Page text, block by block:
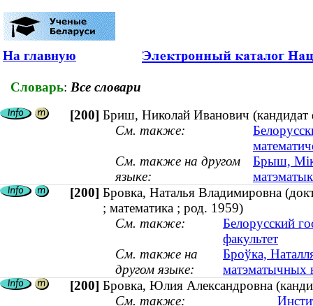
На главную
Словарь: Все словари
[200] Бриш, Николай Иванович (кандидат
См. также:
См. также на другом
языке:
Брыш,
[200] Бровка, Наталья Владимировна
; математика ; род. 1959)
См. также:
Белорусский
факультет
См. также на
другом языке:
Броўка,
матэматычных
[200] Бровка, Юлия Александровна
См. также: